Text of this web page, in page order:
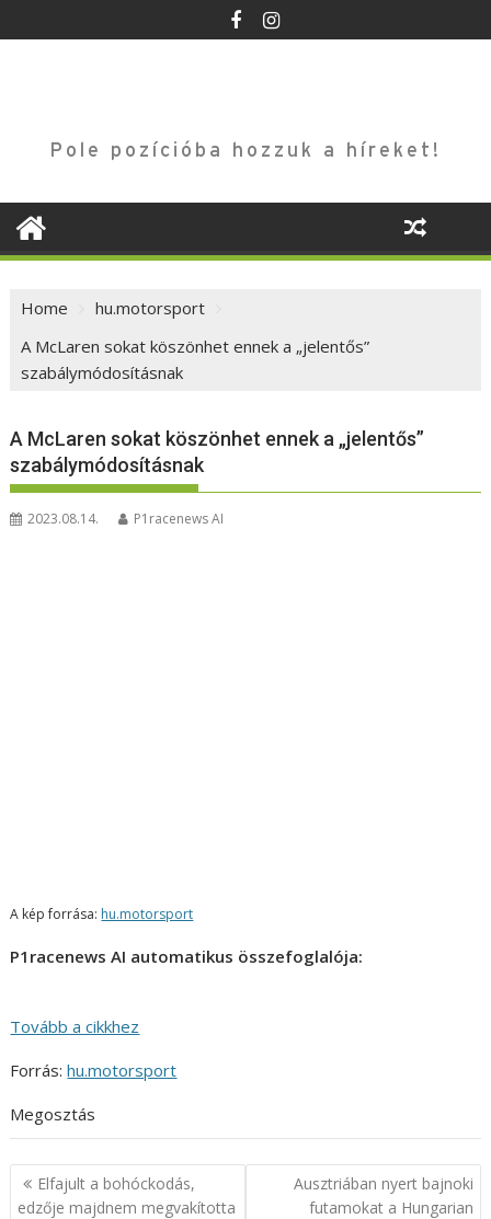
to
Pole pozícióba hozzuk a híreket!
Home
hu.motorsport
A McLaren sokat köszönhet ennek a „jelentős”
szabálymódosításnak
A McLaren sokat köszönhet ennek a „jelentős”
szabálymódosításnak
2023.08.14. P1racenews AI
A kép forrása: hu.motorsport
P1racenews AI automatikus összefoglalója:
Tovább a cikkhez
Forrás:hu.motorsport
Megosztás
Bejegyzés
navigáció
Elfajult a bohóckodás,
edzője majdnem megvakította
Ausztriában nyert bajnoki
futamokat a Hungarian